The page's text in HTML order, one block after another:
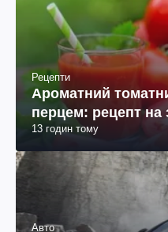
Рецепти
Ароматний
перцем: рецепт на
13 годин тому
Авто